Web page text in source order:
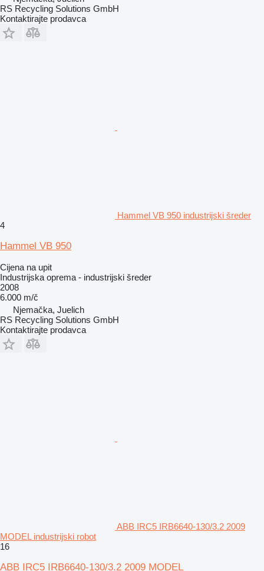
RS Recycling Solutions GmbH
Kontaktirajte prodavca
Hammel VB 950 industrijski šreder
4
Hammel VB 950
Cijena na upit
Industrijska oprema - industrijski šreder
2008
6.000 m/č
Njemačka, Juelich
RS Recycling Solutions GmbH
Kontaktirajte prodavca
ABB IRC5 IRB6640-130/3.2 2009
MODEL industrijski robot
16
ABB IRC5 IRB6640-130/3.2 2009 MODEL